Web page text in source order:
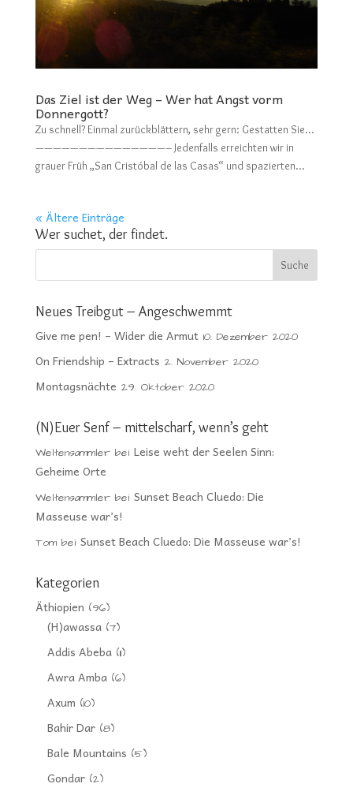
Das Ziel ist der Weg – Wer hat Angst vorm
Donnergott?
Zu schnell? Einmal zurückblättern, sehr gern: Gestatten Sie…
———————————————– Jedenfalls erreichten wir in
grauer Früh „San Cristóbal de las Casas“ und spazierten...
« Ältere Einträge
Wer suchet, der findet.
Neues Treibgut – Angeschwemmt
Give me pen! – Wider die Armut 10. Dezember 2020
On Friendship – Extracts 2. November 2020
Montagsnächte 29. Oktober 2020
(N)Euer Senf – mittelscharf, wenn’s geht
Weltensammlerbei Leise weht der Seelen Sinn:
Geheime Orte
Weltensammlerbei Sunset Beach Cluedo: Die
Masseuse war’s!
Tombei Sunset Beach Cluedo: Die Masseuse war’s!
Kategorien
Äthiopien (96)
(H)awassa(7)
Addis Abeba(11)
Awra Amba(6)
Axum (10)
Bahir Dar(8)
Bale Mountains (5)
Gondar(2)